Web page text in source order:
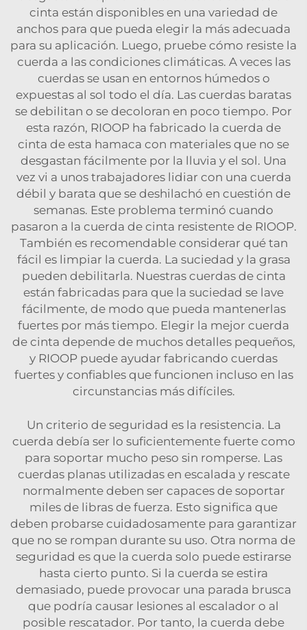
cinta están disponibles en una variedad de
anchos para que pueda elegir la más adecuada
para su aplicación. Luego, pruebe cómo resiste la
cuerda a las condiciones climáticas. A veces las
cuerdas se usan en entornos húmedos o
expuestas al sol todo el día. Las cuerdas baratas
se debilitan o se decoloran en poco tiempo. Por
esta razón, RIOOP ha fabricado la cuerda de
cinta de esta hamaca con materiales que no se
desgastan fácilmente por la lluvia y el sol. Una
vez vi a unos trabajadores lidiar con una cuerda
débil y barata que se deshilachó en cuestión de
semanas. Este problema terminó cuando
pasaron a la cuerda de cinta resistente de RIOOP.
También es recomendable considerar qué tan
fácil es limpiar la cuerda. La suciedad y la grasa
pueden debilitarla. Nuestras cuerdas de cinta
están fabricadas para que la suciedad se lave
fácilmente, de modo que pueda mantenerlas
fuertes por más tiempo. Elegir la mejor cuerda
de cinta depende de muchos detalles pequeños,
y RIOOP puede ayudar fabricando cuerdas
fuertes y confiables que funcionen incluso en las
circunstancias más difíciles.
Un criterio de seguridad es la resistencia. La
cuerda debía ser lo suficientemente fuerte como
para soportar mucho peso sin romperse. Las
cuerdas planas utilizadas en escalada y rescate
normalmente deben ser capaces de soportar
miles de libras de fuerza. Esto significa que
deben probarse cuidadosamente para garantizar
que no se rompan durante su uso. Otra norma de
seguridad es que la cuerda solo puede estirarse
hasta cierto punto. Si la cuerda se estira
demasiado, puede provocar una parada brusca
que podría causar lesiones al escalador o al
posible rescatador. Por tanto, la cuerda debe